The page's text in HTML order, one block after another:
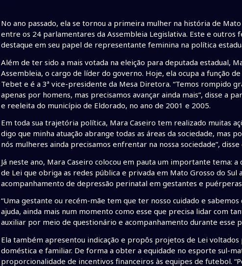
No ano passado, ela se tornou a primeira mulher na história de
entre os 24 parlamentares da Assembleia Legislativa. Este e outros
destaque em seu papel de representante feminina na política
Além de ter sido a mais votada na eleição para deputada estadual,
Assembleia, o cargo de líder do governo. Hoje, ela ocupa a função
Tebet e é a 3ª vice-presidente da Mesa Diretora. “Temos rompido
apenas por homens, mas precisamos avançar ainda mais”, disse
e reeleita do município de Eldorado, no ano de 2001 e 2005.
Em toda sua trajetória política, Mara Caseiro tem realizado muitas
digo que minha atuação abrange todas as áreas da sociedade, mas
nós mulheres ainda precisamos enfrentar na nossa sociedade”, disse
Já neste ano, Mara Caseiro colocou em pauta um importante tema:
de Lei que obriga as redes pública e privada em Mato Grosso do
acompanhamento de depressão perinatal em gestantes e
“Uma gestante ou recém-mãe tem que ter nosso cuidado e
ajuda, ainda mais num momento como esse que precisa lidar com
auxiliar por meio de questionário e acompanhamento durante esse
Ela também apresentou indicação e propôs projetos de Lei
doméstica e familiar. De forma a obter a equidade no esporte sul-
proporcionalidade de incentivos financeiros às equipes de futebol.